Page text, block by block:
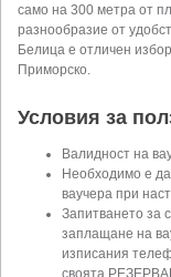
само на 300 метра от
разнообразие от
Белица е отличен
Приморско.
Условия за
Валидност на
Необходимо е
ваучера при
Запитването
заплащане на
изписания
своята